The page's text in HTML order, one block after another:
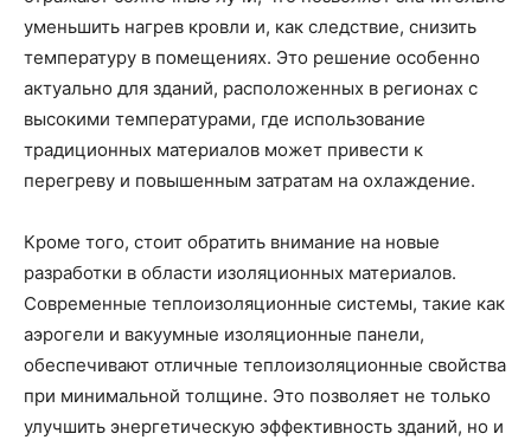
уменьшить нагрев кровли и, как следствие, снизить
температуру в помещениях. Это решение особенно
актуально для зданий, расположенных в регионах с
высокими температурами, где использование
традиционных материалов может привести к
перегреву и повышенным затратам на охлаждение.
Кроме того, стоит обратить внимание на новые
разработки в области изоляционных материалов.
Современные теплоизоляционные системы, такие как
аэрогели и вакуумные изоляционные панели,
обеспечивают отличные теплоизоляционные свойства
при минимальной толщине. Это позволяет не только
улучшить энергетическую эффективность зданий, но и